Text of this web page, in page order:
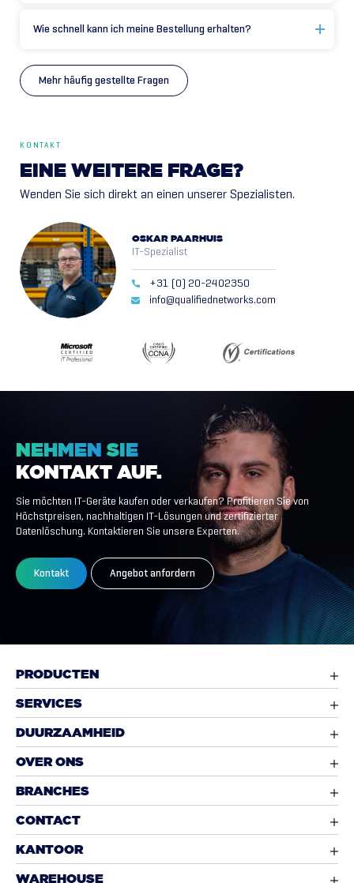
Wie schnell kann ich meine Bestellung erhalten?
Mehr häufig gestellte Fragen
KONTAKT
EINE WEITERE FRAGE?
Wenden Sie sich direkt an einen unserer Spezialisten.
OSKAR PAARHUIS
IT-Spezialist
+31 (0) 20-2402350
info@qualifiednetworks.com
NEHMEN SIE
KONTAKT AUF.
Sie möchten IT-Geräte kaufen oder verkaufen? Profitieren Sie von
Höchstpreisen, nachhaltigen IT-Lösungen und zertifizierter
Datenlöschung. Kontaktieren Sie unsere Experten.
Kontakt Angebot anfordern
PRODUCTEN
SERVICES
DUURZAAMHEID
OVER ONS
BRANCHES
CONTACT
KANTOOR
WAREHOUSE